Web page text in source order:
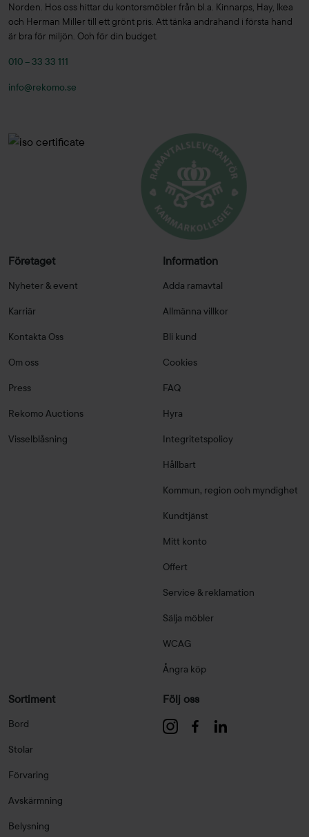
Norden. Hos oss hittar du kontorsmöbler från bl.a. Kinnarps, Hay, Ikea
och Herman Miller till ett grönt pris. Att tänka andrahand i första hand
är bra för miljön. Och för din budget.
010 – 33 33 111
info@rekomo.se
Företaget
Nyheter & event
Karriär
Kontakta Oss
Om oss
Press
Rekomo Auctions
Visselblåsning
Information
Adda ramavtal
Allmänna villkor
Bli kund
Cookies
FAQ
Hyra
Integritetspolicy
Hållbart
Kommun, region och myndighet
Kundtjänst
Mitt konto
Offert
Service & reklamation
Sälja möbler
WCAG
Ångra köp
Sortiment
Bord
Stolar
Förvaring
Avskärmning
Belysning
Följ oss